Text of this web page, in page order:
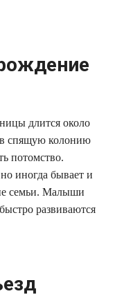
длится около
в спящую колонию
потомство.
иногда бывает и
семьи. Малыши
развиваются